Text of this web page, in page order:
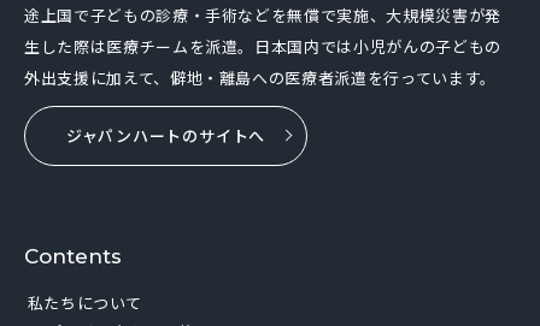
途上国で子どもの診療・手術などを無償で実施、大規模災害が発
生した際は医療チームを派遣。日本国内では小児がんの子どもの
外出支援に加えて、僻地・離島への医療者派遣を行っています。
ジャパンハートのサイトへ
Contents
私たちについて